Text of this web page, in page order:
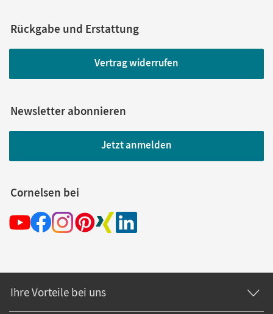
Rückgabe und Erstattung
Vertrag widerrufen
Newsletter abonnieren
Jetzt anmelden
Cornelsen bei
Ihre Vorteile bei uns